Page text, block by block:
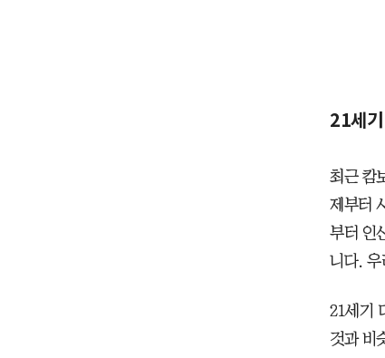
21세
최근 캄
제부터
부터 인
니다. 우
21세기
것과 비